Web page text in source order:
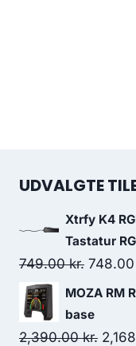
UDVALGTE
Xtrfy K4
Tastatur
749.00kr. Original
price
was:
749.00
748.00
MOZA RM
base
2,390.00kr.